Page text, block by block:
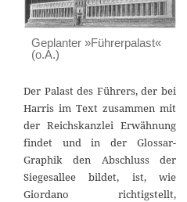
Geplanter »Führerpalast«
(o.A.)
Der Palast des Führers, der bei
Harris im Text zusammen mit
der Reichskanzlei Erwähnung
findet und in der Glossar-
Graphik den Abschluss der
Siegesallee bildet, ist, wie
Giordano richtigstellt,